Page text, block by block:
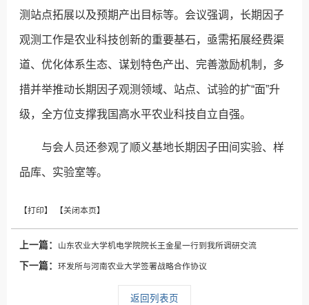
测站点拓展以及预期产出目标等。会议强调，长期因子
观测工作是农业科技创新的重要基石，亟需拓展经费渠
道、优化体系生态、谋划特色产出、完善激励机制，多
措并举推动长期因子观测领域、站点、试验的扩“面”升
级，全方位支撑我国高水平农业科技自立自强。
与会人员还参观了顺义基地长期因子田间实验、样
品库、实验室等。
上一篇： 山东农业大学机电学院院长王金星一行到我所调研交流
下一篇：环发所与河南农业大学签署战略合作协议
返回列表页